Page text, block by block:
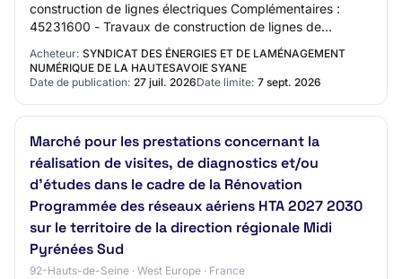
construction de lignes électriques Complémentaires :
45231600 - Travaux de construction de lignes de
communications 45316110 - Installation de…
Acheteur: SYNDICAT DES ÉNERGIES ET DE LAMÉNAGEMENT
NUMÉRIQUE DE LA HAUTESAVOIE SYANE
Date de publication: 27 juil. 2026Date limite: 7 sept. 2026
Marché pour les prestations concernant la
réalisation de visites, de diagnostics et/ou
d’études dans le cadre de la Rénovation
Programmée des réseaux aériens HTA 2027 2030
sur le territoire de la direction régionale Midi
Pyrénées Sud
92-Hauts-de-Seine · West Europe · France